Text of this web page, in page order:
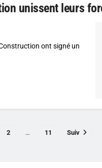
unissent leurs
ont signé un
2 … 11 Suiv